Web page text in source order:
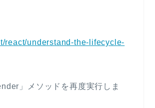
react/understand-the-lifecycle-
」メソッドを再度実行しま